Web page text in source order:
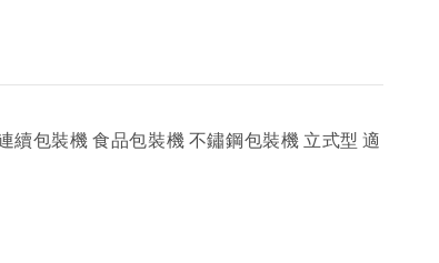
續包裝機 食品包裝機 不鏽鋼包裝機 立式型 適